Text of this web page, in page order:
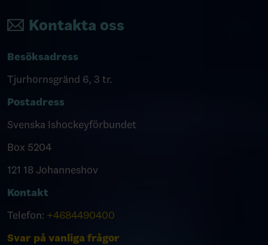
Kontakta oss
Besöksadress
Tjurhornsgränd 6, 3 tr.
Postadress
Svenska Ishockeyförbundet
Box 5204
121 18 Johanneshov
Kontakt
Telefon: +4684490400
Svar på vanliga frågor